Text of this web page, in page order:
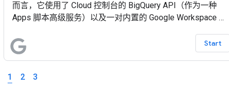
而言，它使用了 Cloud 控制台的 BigQuery API（作为一种
Apps 脚本高级服务）以及一对内置的 Google Workspace 服
展示，他们能够在（相对）较短的一段代码中自动完成从大
数据分析到幻灯片演示的最终环节。
Start
1 2 3